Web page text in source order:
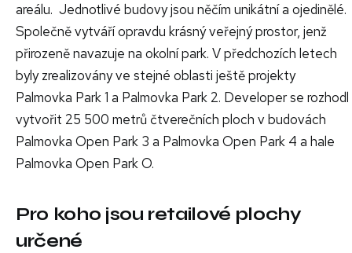
areálu. Jednotlivé budovy jsou něčím unikátní a ojedinělé.
Společně vytváří opravdu krásný veřejný prostor, jenž
přirozeně navazuje na okolní park. V předchozích letech
byly zrealizovány ve stejné oblasti ještě projekty
Palmovka Park 1 a Palmovka Park 2. Developer se rozhodl
vytvořit 25 500 metrů čtverečních ploch v budovách
Palmovka Open Park 3 a Palmovka Open Park 4 a hale
Palmovka Open Park O.
Pro koho jsou retailové plochy
určené